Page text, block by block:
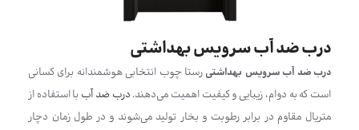
درب ضد آب سرویس بهداشتی
درب ضد آب سرویس بهداشتیرستا چوب انتخابی هوشمندانه برای کسانی
است که به دوام، زیبایی و کیفیت اهمیت می‌دهند.درب ضد آب با استفاده از
متریال مقاوم در برابر رطوبت و بخار تولید می‌شوند و در طول زمان دچار